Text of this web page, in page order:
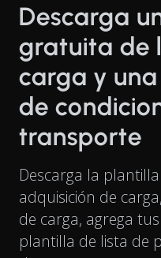
Descarga
gratuita de
carga y
de
transporte
Descarga la
adquisición de
de carga, agrega
plantilla de lista de